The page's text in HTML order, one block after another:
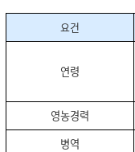
요건
연령
영농경력
병역